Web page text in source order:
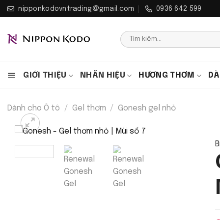
Bỏ
qua
dung
nipponkodovntrading@gmail.com 0936 642 599
Tìm
kiếm:
GIỚI THIỆU NHÃN HIỆU HƯƠNG THƠM
Dành cho Ô tô / Gel thơm / Gonesh gel nhỏ